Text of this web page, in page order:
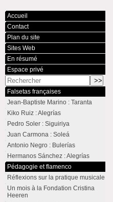
Accueil
Contact
Plan du site
Sites Web
En résumé
Espace privé
Falsetas françaises
Jean-Baptiste Marino : Taranta
Kiko Ruiz : Alegrías
Pedro Soler : Siguiriya
Juan Carmona : Soleá
Antonio Negro : Bulerías
Hermanos Sánchez : Alegrías
Pédagogie et flamenco
Réflexions sur la pratique musicale
Un mois à la Fondation Cristina
Heeren